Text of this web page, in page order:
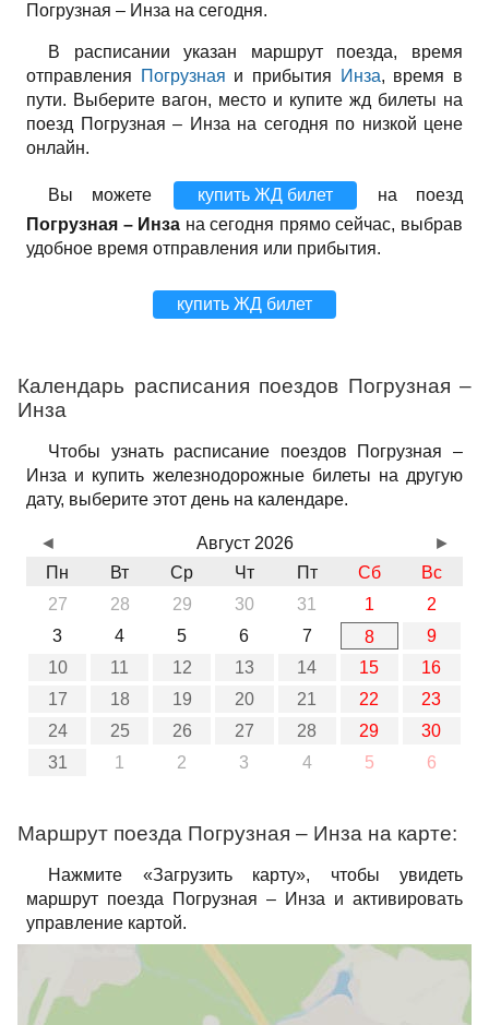
Погрузная – Инза на сегодня.
В расписании указан маршрут поезда, время
отправления
Погрузная и прибытия Инза, время в
пути. Выберите вагон, место и купите жд билеты на
поезд Погрузная – Инза на сегодня по низкой цене
онлайн.
Вы можете купить ЖД билет
на поезд
Погрузная – Инза на сегодня прямо сейчас, выбрав
удобное время отправления или прибытия.
купить ЖД билет
Календарь расписания поездов Погрузная –
Инза
Чтобы узнать расписание поездов Погрузная –
Инза и купить железнодорожные билеты на другую
дату, выберите этот день на календаре.
Август 2026
Пн
Вт Ср Чт Пт Сб
Вс
27
28 29 30 31 1
2
3
4 5 6 7 8
9
10
11 12 13 14 15
16
17
18 19 20 21 22
23
24
25 26 27 28 29
30
31
1 2 3 4 5 6
◄ ►
Маршрут поезда Погрузная – Инза на карте:
Нажмите «Загрузить карту», чтобы увидеть
маршрут поезда Погрузная – Инза и активировать
управление картой.